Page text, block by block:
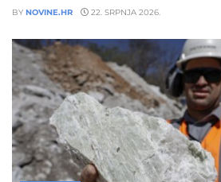
BY NOVINE.HR 22. SRPNJA 2026.